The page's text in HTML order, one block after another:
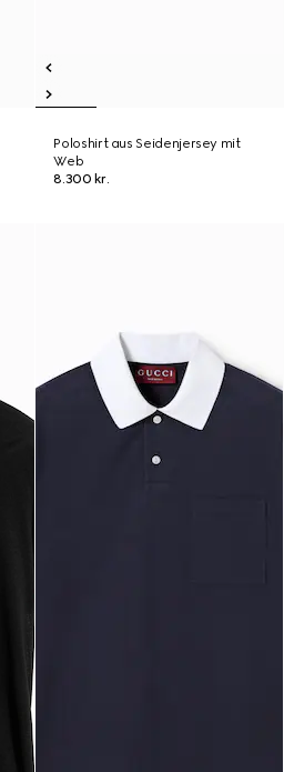
Poloshirt aus Seidenjersey mit
Web
8.300 kr.